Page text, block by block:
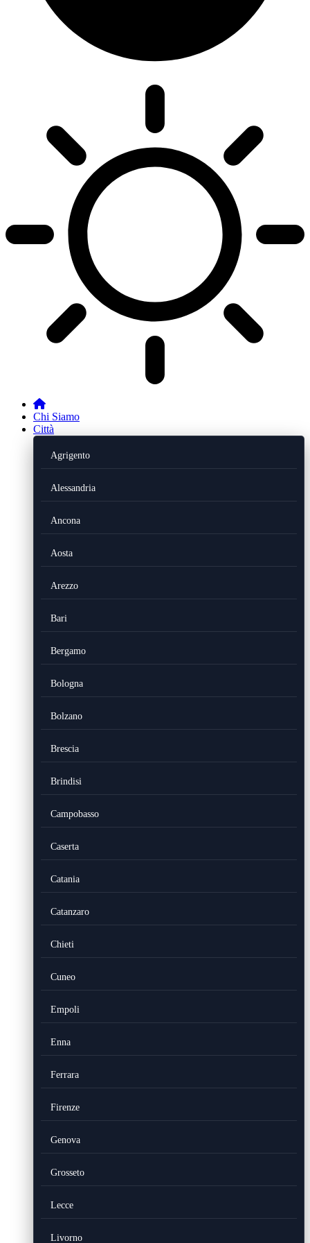
Chi Siamo
Città
Agrigento
Alessandria
Ancona
Aosta
Arezzo
Bari
Bergamo
Bologna
Bolzano
Brescia
Brindisi
Campobasso
Caserta
Catania
Catanzaro
Chieti
Cuneo
Empoli
Enna
Ferrara
Firenze
Genova
Grosseto
Lecce
Livorno